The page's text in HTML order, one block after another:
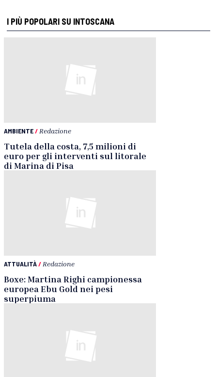
I PIÙ POPOLARI SU INTOSCANA
AMBIENTE/ Redazione
Tutela della costa, 7,5 milioni di
euro per gli interventi sul litorale
di Marina di Pisa
ATTUALITÀ/ Redazione
Boxe: Martina Righi campionessa
europea Ebu Gold nei pesi
superpiuma